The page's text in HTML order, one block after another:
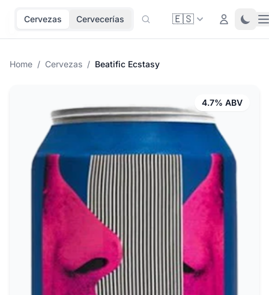
Cervezas Cervecerías 🇪🇸 Login
Home / Cervezas / Beatific Ecstasy
4.7% ABV